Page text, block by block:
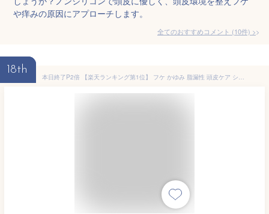
や痒みの原因にアプローチします。
全てのおすすめコメント (10件) >
18th
本日終了P2倍 【楽天ランキング第1位】 フケ かゆみ 脂漏性 頭皮ケア シャンプー 脂漏性研究者が開発した すっぴん地肌 スカルプシャンプー 頭皮 ケア ふけ 頭皮 保湿 乾 燥 肌 脂 性 肌 敏感肌 無添加 無香料 ノンシリコン アミノ酸 シャンプー 男性 女性 用 【送料無料】